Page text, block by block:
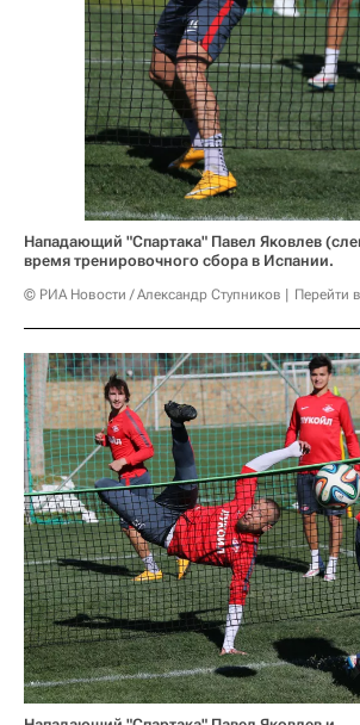
Нападающий "Спартака" Павел Яковлев
время тренировочного сбора в Испании.
© РИА Новости / Александр Ступников Перейти